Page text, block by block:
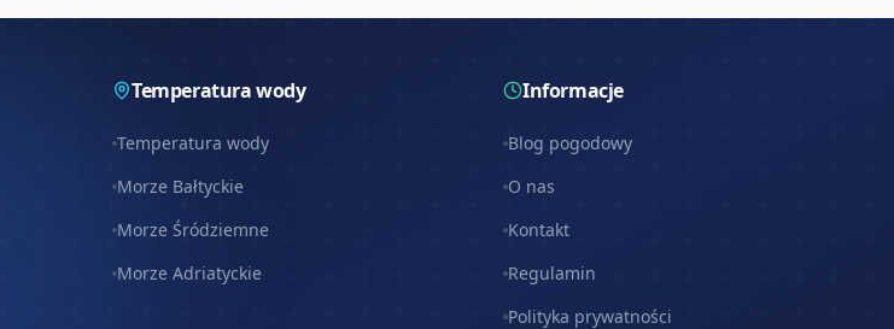
Temperatura wody
Temperatura wody
Morze Bałtyckie
Morze Śródziemne
Morze Adriatyckie
Informacje
Blog pogodowy
O nas
Kontakt
Regulamin
Polityka prywatności